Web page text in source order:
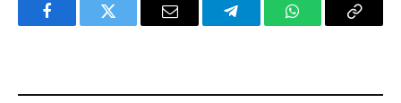
FacebookTwitter Email TelegramWhatsAppCopy